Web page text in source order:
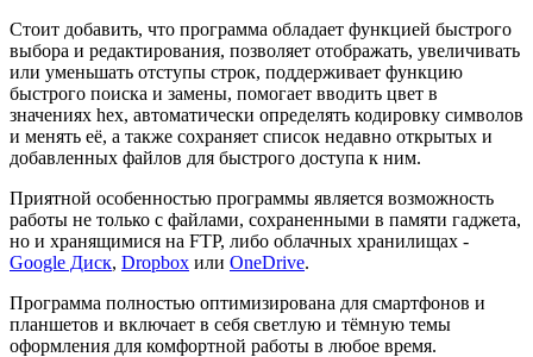
Стоит добавить, что программа обладает функцией быстрого
выбора и редактирования, позволяет отображать, увеличивать
или уменьшать отступы строк, поддерживает функцию
быстрого поиска и замены, помогает вводить цвет в
значениях hex, автоматически определять кодировку символов
и менять её, а также сохраняет список недавно открытых и
добавленных файлов для быстрого доступа к ним.
Приятной особенностью программы является возможность
работы не только с файлами, сохраненными в памяти гаджета,
но и хранящимися на FTP, либо облачных хранилищах -
Google Диск, Dropbox или OneDrive.
Программа полностью оптимизирована для смартфонов и
планшетов и включает в себя светлую и тёмную темы
оформления для комфортной работы в любое время.